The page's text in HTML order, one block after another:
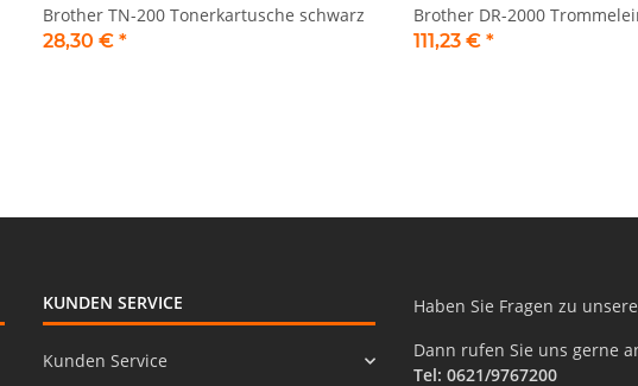
Brother TN-200 Tonerkartusche schwarz
28,30 € *
Brother DR-2000
111,23 € *
KUNDEN SERVICE
Kunden Service
Haben Sie Fragen zu
Dann rufen Sie uns gerne
Tel: 0621/9767200